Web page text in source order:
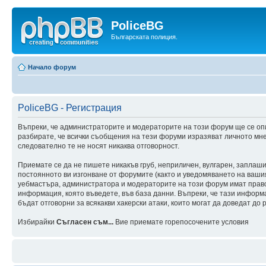
PoliceBG
Българската полиция.
Начало форум
PoliceBG - Регистрация
Въпреки, че администраторите и модераторите на този форум ще се
разбирате, че всички съобщения на тези форуми изразяват личното
следователно те не носят никаква отговорност.
Приемате се да не пишете никакъв груб, неприличен, вулгарен,
постоянното ви изгонване от форумите (както и уведомяването на
уебмастъра, администратора и модераторите на този форум имат
информация, която въведете, във база данни. Въпреки, че тази
бъдат отговорни за всякакви хакерски атаки, които могат да доведат до
Избирайки Съгласен съм... Вие приемате горепосочените условия